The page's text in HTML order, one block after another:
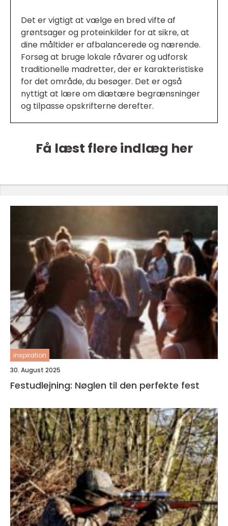
Det er vigtigt at vælge en bred vifte af
grøntsager og proteinkilder for at sikre, at
dine måltider er afbalancerede og nærende.
Forsøg at bruge lokale råvarer og udforsk
traditionelle madretter, der er karakteristiske
for det område, du besøger. Det er også
nyttigt at lære om diætære begrænsninger
og tilpasse opskrifterne derefter.
Få læst flere indlæg her
inspiration
30. August 2025
Festudlejning: Nøglen til den perfekte fest